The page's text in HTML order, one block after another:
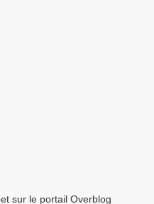
sur le portail Overblog